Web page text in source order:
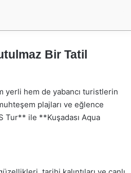
Bir Tatil
yerli hem de yabancı turistlerin
plajları ve eğlence
Tur** ile **Kuşadası Aqua